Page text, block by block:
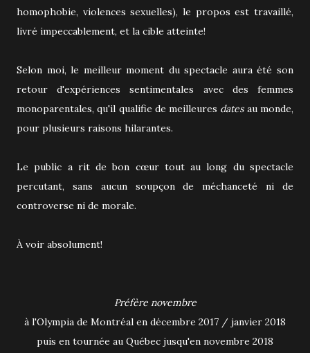
homophobie, violences sexuelles), le propos est travaillé,
livré impeccablement, et la cible atteinte!
Selon moi, le meilleur moment du spectacle aura été son
retour d'expériences sentimentales avec des femmes
monoparentales, qu'il qualifie de meilleures datesau monde,
pour plusieurs raisons hilarantes.
Le public a rit de bon cœur tout au long du spectacle
percutant, sans aucun soupçon de méchanceté ni de
controverse ni de morale.
À voir absolument!
Préfère novembre
à l'Olympia de Montréal en décembre 2017 / janvier 2018
puis en tournée au Québec jusqu'en novembre 2018